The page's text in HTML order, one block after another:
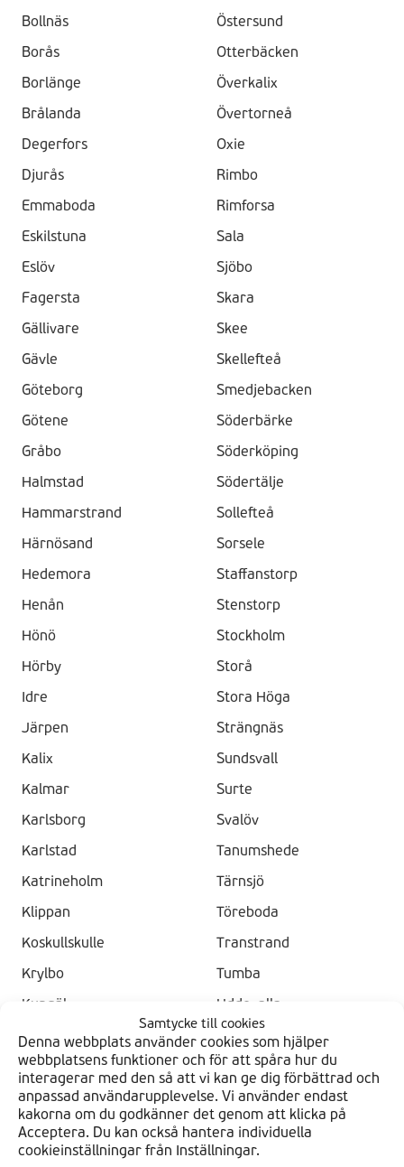
Samtycke till cookies
Denna webbplats använder cookies som hjälper
webbplatsens funktioner och för att spåra hur du
interagerar med den så att vi kan ge dig förbättrad och
anpassad användarupplevelse. Vi använder endast
kakorna om du godkänner det genom att klicka på
Acceptera. Du kan också hantera individuella
cookieinställningar från Inställningar.
Bollnäs
Borås
Borlänge
Brålanda
Degerfors
Djurås
Emmaboda
Eskilstuna
Eslöv
Fagersta
Gällivare
Gävle
Göteborg
Götene
Gråbo
Halmstad
Hammarstrand
Härnösand
Hedemora
Henån
Hönö
Hörby
Idre
Järpen
Kalix
Kalmar
Karlsborg
Karlstad
Katrineholm
Klippan
Koskullskulle
Krylbo
Kungälv
Kungshamn
Kungsör
Kvidinge
Lammhult
Lerum
Östersund
Otterbäcken
Överkalix
Övertorneå
Oxie
Rimbo
Rimforsa
Sala
Sjöbo
Skara
Skee
Skellefteå
Smedjebacken
Söderbärke
Söderköping
Södertälje
Sollefteå
Sorsele
Staffanstorp
Stenstorp
Stockholm
Storå
Stora Höga
Strängnäs
Sundsvall
Surte
Svalöv
Tanumshede
Tärnsjö
Töreboda
Transtrand
Tumba
Uddevalla
Umeå
Uppsala
Vallentuna
Vänersborg
Västerås